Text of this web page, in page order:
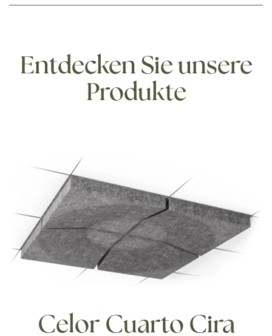
Entdecken Sie unsere
Produkte
Celor Cuarto Cira